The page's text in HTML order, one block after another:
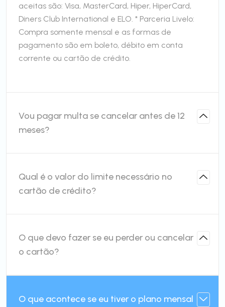
aceitas são: Visa, MasterCard, Hiper, HiperCard,
Diners Club International e ELO. * Parceria Livelo:
Compra somente mensal e as formas de
pagamento são em boleto, débito em conta
corrente ou cartão de crédito.
Vou pagar multa se cancelar antes de 12
meses?
Qual é o valor do limite necessário no
cartão de crédito?
O que devo fazer se eu perder ou cancelar
o cartão?
O que acontece se eu tiver o plano mensal